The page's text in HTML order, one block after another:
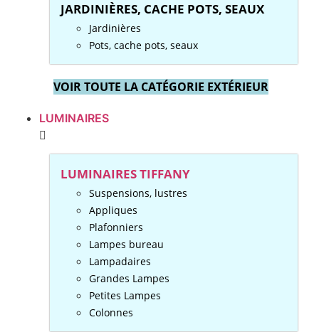
JARDINIÈRES, CACHE POTS, SEAUX
Jardinières
Pots, cache pots, seaux
VOIR TOUTE LA CATÉGORIE EXTÉRIEUR
LUMINAIRES
LUMINAIRES TIFFANY
Suspensions, lustres
Appliques
Plafonniers
Lampes bureau
Lampadaires
Grandes Lampes
Petites Lampes
Colonnes